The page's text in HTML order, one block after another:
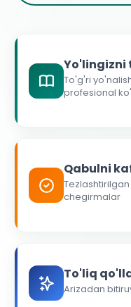
Yo'lingizni
To'g'ri
profesional
Qabulni
chegirmalar
To'liq
Arizadan